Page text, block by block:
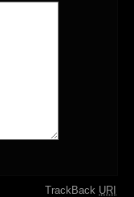
TrackBack URI